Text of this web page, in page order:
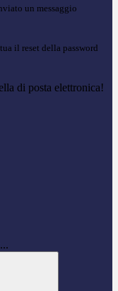
un messaggio
il reset della password
di posta elettronica!